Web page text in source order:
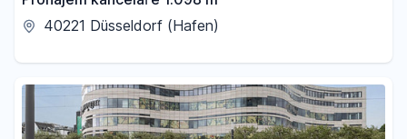
40221 Düsseldorf (Hafen)